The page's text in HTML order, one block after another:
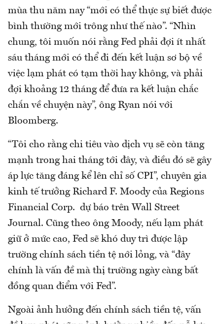
mùa thu năm nay “mới có thể thực sự biết được
bình thường mới trông như thế nào”. “Nhìn
chung, tôi muốn nói rằng Fed phải đợi ít nhất
sáu tháng mới có thể đi đến kết luận sơ bộ về
việc lạm phát có tạm thời hay không, và phải
đợi khoảng 12 tháng để đưa ra kết luận chắc
chắn về chuyện này”, ông Ryan nói với
Bloomberg.
“Tôi cho rằng chi tiêu vào dịch vụ sẽ còn tăng
mạnh trong hai tháng tới đây, và điều đó sẽ gây
áp lực tăng đáng kể lên chỉ số CPI”, chuyên gia
kinh tế trưởng Richard F. Moody của Regions
Financial Corp. dự báo trên Wall Street
Journal. Cũng theo ông Moody, nếu lạm phát
giữ ở mức cao, Fed sẽ khó duy trì được lập
trường chính sách tiền tệ nới lỏng, và “đây
chính là vấn đề mà thị trường ngày càng bất
đồng quan điểm với Fed”.
Ngoài ảnh hưởng đến chính sách tiền tệ, vấn